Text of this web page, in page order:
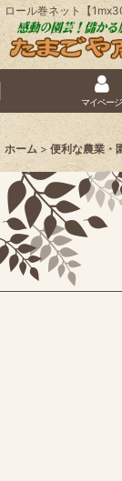
ロール巻ネット【
マイページ
ホーム > 便利な農業・